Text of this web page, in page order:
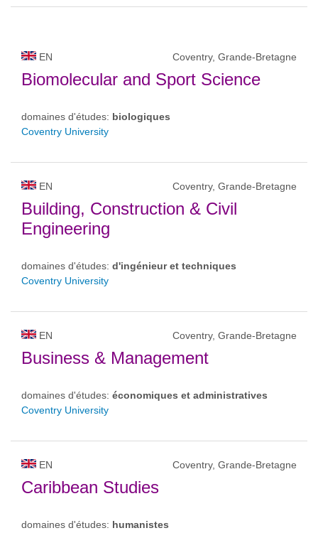
EN Coventry, Grande-Bretagne
Biomolecular and Sport Science
domaines d'études: biologiques
Coventry University
EN Coventry, Grande-Bretagne
Building, Construction & Civil
Engineering
domaines d'études: d'ingénieur et techniques
Coventry University
EN Coventry, Grande-Bretagne
Business & Management
domaines d'études: économiques et administratives
Coventry University
EN Coventry, Grande-Bretagne
Caribbean Studies
domaines d'études: humanistes